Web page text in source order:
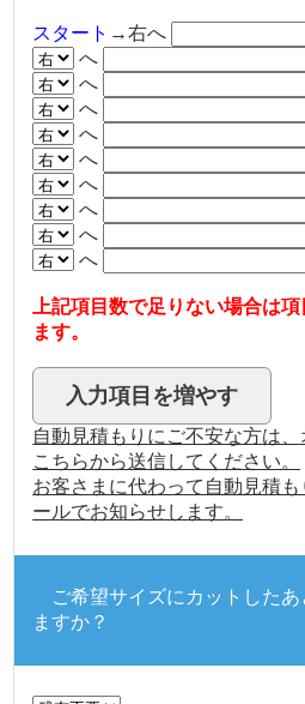
スタート →右へ
へ
へ
へ
へ
へ
へ
へ
へ
へ
上記項目数で足りない場合は
ます。
自動見積もりにご不安な方は
こちらから送信してください。
お客さまに代わって自動見積
ールでお知らせします。
ご希望サイズにカットしたあ
ますか？